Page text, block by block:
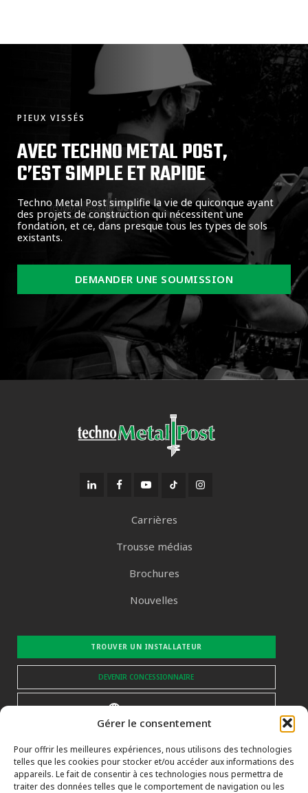
Gérer le consentement
Pour offrir les meilleures expériences, nous utilisons des technologies
telles que les cookies pour stocker et/ou accéder aux informations des
appareils. Le fait de consentir à ces technologies nous permettra de
traiter des données telles que le comportement de navigation ou les
PIEUX VISSÉS
AVEC TECHNO METAL POST,
C’EST SIMPLE ET RAPIDE
Techno Metal Post simplifie la vie de quiconque ayant
des projets de construction qui nécessitent une
fondation, et ce, dans presque tous les types de sols
existants.
DEMANDER UNE SOUMISSION
Carrières
Trousse médias
Brochures
Nouvelles
TROUVER UN INSTALLATEUR
DEVENIR CONCESSIONNAIRE
Abonnez-vous à la newsletter!
Votre courriel *